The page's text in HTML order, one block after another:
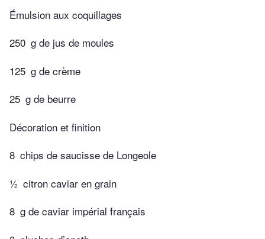
Émulsion aux coquillages
250 g de jus de moules
125 g de crème
25 g de beurre
Décoration et finition
8 chips de saucisse de Longeole
½ citron caviar en grain
8 g de caviar impérial français